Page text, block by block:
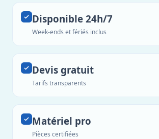
Disponible 24h/7
Week-ends et fériés inclus
Devis gratuit
Tarifs transparents
Matériel pro
Pièces certifiées